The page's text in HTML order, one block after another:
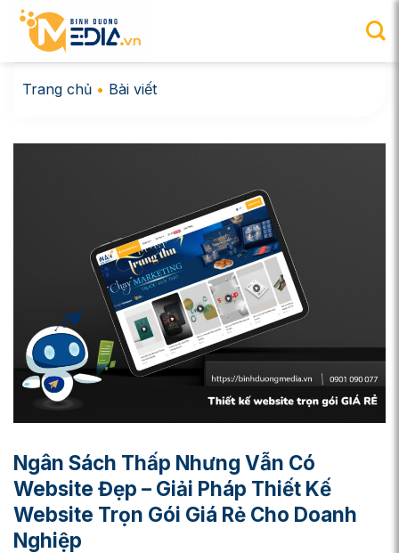
Chuyển
Trang chủ • Bài viết
Ngân Sách Thấp Nhưng Vẫn Có
Website Đẹp – Giải Pháp Thiết Kế
Website Trọn Gói Giá Rẻ Cho Doanh
Nghiệp